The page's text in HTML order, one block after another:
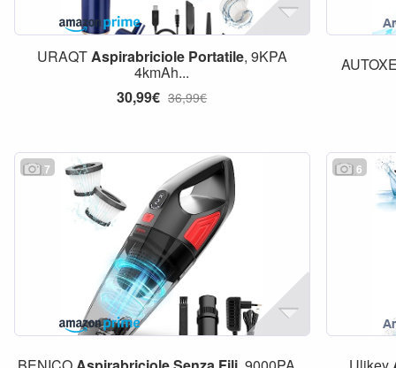
URAQTAspirabriciole Portatile, 9KPA
4kmAh...
30,99€ 36,99€
7 6